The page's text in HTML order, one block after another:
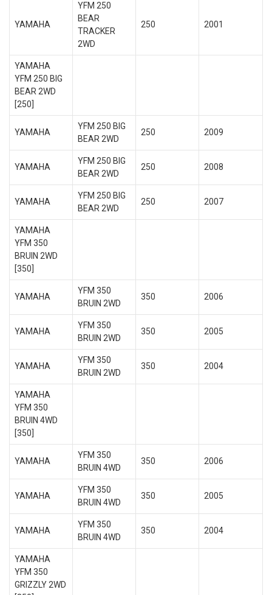
YAMAHA
YFM 250
BEAR
TRACKER
2WD
250 2001
YAMAHA
YFM 250 BIG
BEAR 2WD
[250]
YAMAHA
YFM 250 BIG
BEAR 2WD
250 2009
YAMAHA
YFM 250 BIG
BEAR 2WD
250 2008
YAMAHA
YFM 250 BIG
BEAR 2WD
250 2007
YAMAHA
YFM 350
BRUIN 2WD
[350]
YAMAHA
YFM 350
BRUIN 2WD
350 2006
YAMAHA
YFM 350
BRUIN 2WD
350 2005
YAMAHA
YFM 350
BRUIN 2WD
350 2004
YAMAHA
YFM 350
BRUIN 4WD
[350]
YAMAHA
YFM 350
BRUIN 4WD
350 2006
YAMAHA
YFM 350
BRUIN 4WD
350 2005
YAMAHA
YFM 350
BRUIN 4WD
350 2004
YAMAHA
YFM 350
GRIZZLY 2WD